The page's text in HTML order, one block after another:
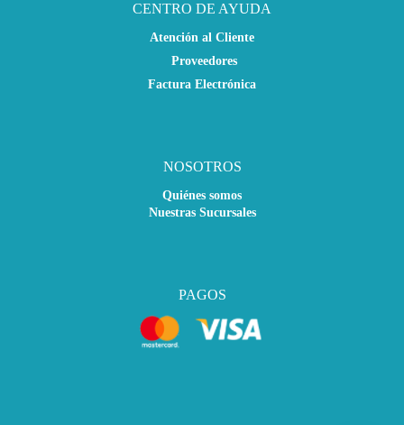
CENTRO DE AYUDA
Atención al Cliente
Proveedores
Factura Electrónica
NOSOTROS
Quiénes somos
Nuestras Sucursales
PAGOS